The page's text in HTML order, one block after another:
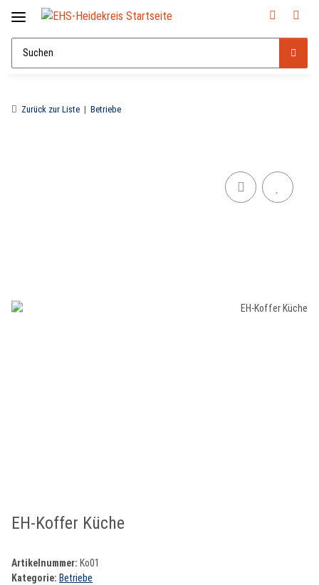
Zurück zur Liste Betriebe
EH-Koffer Küche
Artikelnummer: Ko01
Kategorie: Betriebe